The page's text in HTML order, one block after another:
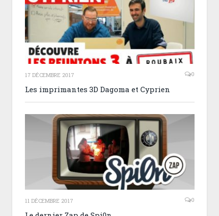
17 DÉCEMBRE 2017 0
Les imprimantes 3D Dagoma et Cyprien
11 DÉCEMBRE 2017 0